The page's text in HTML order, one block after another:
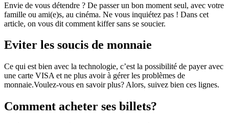
Envie de vous détendre ? De passer un bon moment seul, avec votre
famille ou ami(e)s, au cinéma. Ne vous inquiétez pas ! Dans cet
article, on vous dit comment kiffer sans se soucier.
Eviter les soucis de monnaie
Ce qui est bien avec la technologie, c’est la possibilité de payer avec
une carte VISA et ne plus avoir à gérer les problèmes de
monnaie.Voulez-vous en savoir plus? Alors, suivez bien ces lignes.
Comment acheter ses billets?